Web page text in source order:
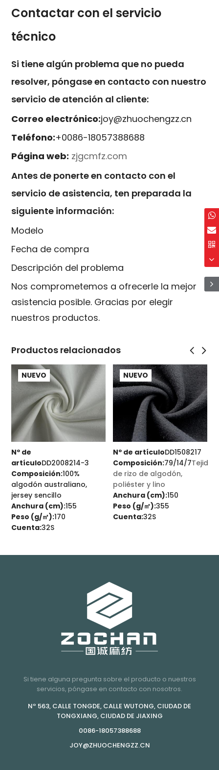
Contactar con el servicio
técnico
Si tiene algún problema que no pueda
resolver, póngase en contacto con nuestro
servicio de atención al cliente:
Correo electrónico:joy@zhuochengzz.cn
Teléfono:+0086-18057388688
Página web: zjgcmfz.com
Antes de ponerte en contacto con el
servicio de asistencia, ten preparada la
siguiente información:
Modelo
Fecha de compra
Descripción del problema
Nos comprometemos a ofrecerle la mejor
asistencia posible. Gracias por elegir
nuestros productos.
Productos relacionados
NUEVO
Nº de
artículoDD2008214-3
Composición:100%
algodón australiano,
jersey sencillo
Anchura (cm):155
Peso (g/㎡):170
Cuenta:32S
NUEVO
Nº de artículoDD1508217
Composición:79/14/7Tejido
de rizo de algodón,
poliéster y lino
Anchura (cm):150
Peso (g/㎡):355
Cuenta:32S
Si tiene alguna pregunta sobre el producto o nuestros
servicios, póngase en contacto con nosotros.
Nº 563, CALLE TONGDE, CALLE WUTONG, CIUDAD DE
TONGXIANG, CIUDAD DE JIAXING
0086-18057388688
JOY@ZHUOCHENGZZ.CN